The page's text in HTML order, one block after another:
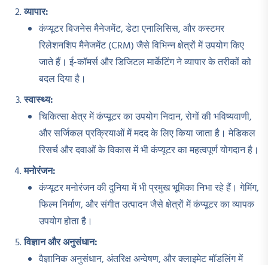
व्यापार:
कंप्यूटर बिजनेस मैनेजमेंट, डेटा एनालिसिस, और कस्टमर
रिलेशनशिप मैनेजमेंट (CRM) जैसे विभिन्न क्षेत्रों में उपयोग किए
जाते हैं। ई-कॉमर्स और डिजिटल मार्केटिंग ने व्यापार के तरीकों को
बदल दिया है।
स्वास्थ्य:
चिकित्सा क्षेत्र में कंप्यूटर का उपयोग निदान, रोगों की भविष्यवाणी,
और सर्जिकल प्रक्रियाओं में मदद के लिए किया जाता है। मेडिकल
रिसर्च और दवाओं के विकास में भी कंप्यूटर का महत्वपूर्ण योगदान है।
मनोरंजन:
कंप्यूटर मनोरंजन की दुनिया में भी प्रमुख भूमिका निभा रहे हैं। गेमिंग,
फिल्म निर्माण, और संगीत उत्पादन जैसे क्षेत्रों में कंप्यूटर का व्यापक
उपयोग होता है।
विज्ञान और अनुसंधान:
वैज्ञानिक अनुसंधान, अंतरिक्ष अन्वेषण, और क्लाइमेट मॉडलिंग में